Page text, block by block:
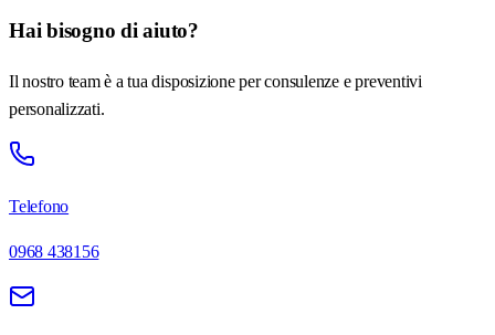
Hai bisogno di aiuto?
Il nostro team è a tua disposizione per consulenze e preventivi
personalizzati.
Telefono
0968 438156